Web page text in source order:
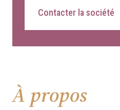
Contacter la société
À propos